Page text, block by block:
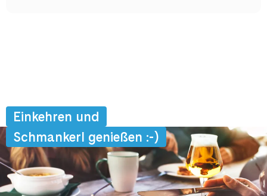
Einkehren und
Schmankerl genießen :-)